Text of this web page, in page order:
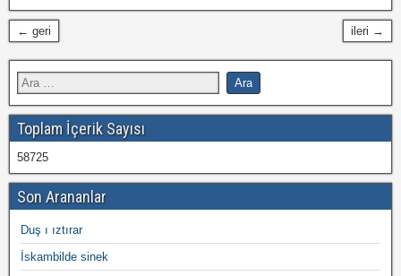
← geri ileri →
Toplam İçerik Sayısı
58725
Son Arananlar
Duş ı ıztırar
İskambilde sinek